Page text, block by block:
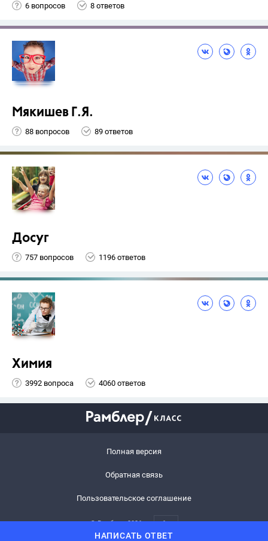
НАПИСАТЬ ОТВЕТ
6 вопросов 8 ответов
Мякишев Г.Я.
88 вопросов 89 ответов
Досуг
757 вопросов 1196 ответов
Химия
3992 вопроса 4060 ответов
Полная версия
Обратная связь
Пользовательское соглашение
© Рамблер,2026 6+